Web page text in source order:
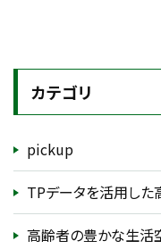
カテゴリ
pickup
TPデータを活用した
高齢者の豊かな生活